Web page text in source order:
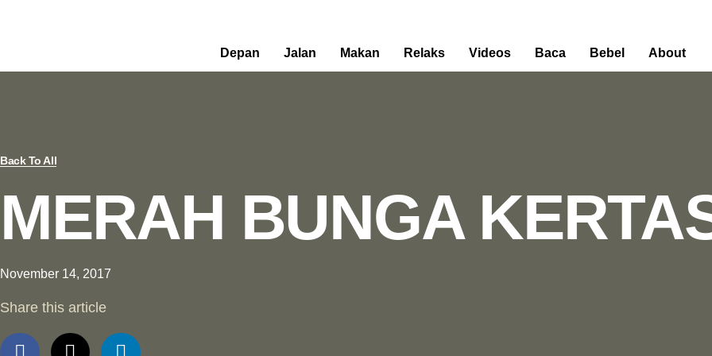
Depan Jalan Makan Relaks Videos Baca Bebel About
Back To All
MERAH BUNGA
November 14, 2017
Share this article